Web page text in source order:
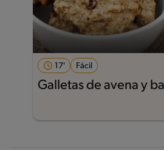
17' Fácil
Galletas de avena y